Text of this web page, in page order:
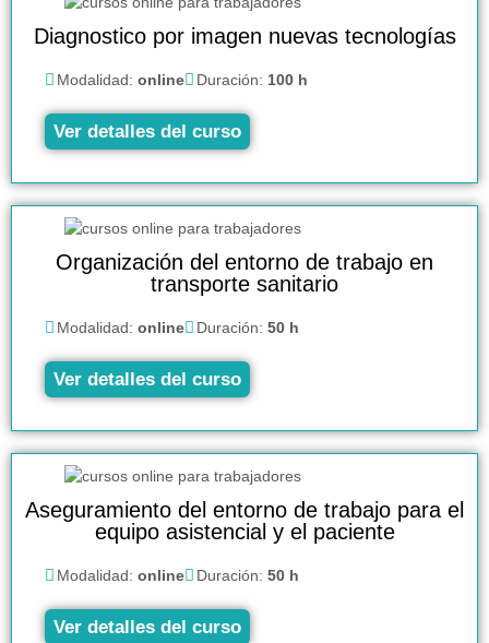
Diagnostico por imagen nuevas tecnologías
Modalidad: online Duración: 100 h
Ver detalles del curso
Organización del entorno de trabajo en
transporte sanitario
Modalidad: online Duración: 50 h
Ver detalles del curso
Aseguramiento del entorno de trabajo para el
equipo asistencial y el paciente
Modalidad: online Duración: 50 h
Ver detalles del curso